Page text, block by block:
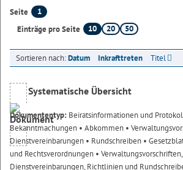
Seite
1
Einträge pro Seite
10 20 50
Sortieren nach:Datum Inkrafttreten Titel
Systematische Übersicht
Dokumententyp: Beiratsinformationen und
Bekanntmachungen • Abkommen •
Dienstvereinbarungen • Rundschreiben •
und Rechtsverordnungen •
Dienstvereinbarungen, Richtlinien und